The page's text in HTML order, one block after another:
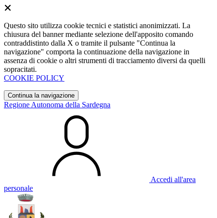
Questo sito utilizza cookie tecnici e statistici anonimizzati. La
chiusura del banner mediante selezione dell'apposito comando
contraddistinto dalla X o tramite il pulsante "Continua la
navigazione" comporta la continuazione della navigazione in
assenza di cookie o altri strumenti di tracciamento diversi da quelli
sopracitati.
COOKIE POLICY
Continua la navigazione
Regione Autonoma della Sardegna
Accedi all'area
personale